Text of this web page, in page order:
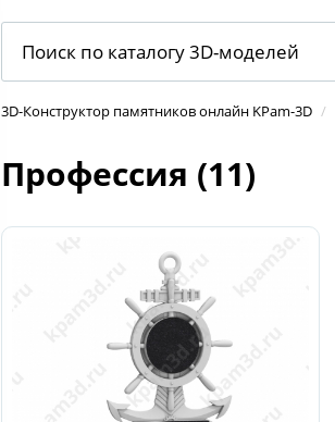
3D-Конструктор памятников онлайн KPam-3D /
Профессия (11)